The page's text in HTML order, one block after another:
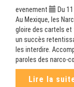
evenement
Du
Au Mexique, les
gloire des cartels et
un succès
les interdire.
paroles des narco-
Lire la